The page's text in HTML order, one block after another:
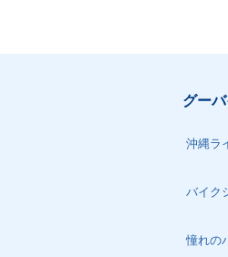
グー
沖縄ラ
バイク
憧れの